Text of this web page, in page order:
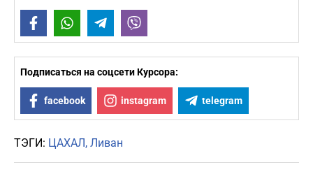
FacebookWhatsAppTelegram
Подписаться на соцсети Курсора:
facebook instagram telegram
ТЭГИ: ЦАХАЛ Ливан